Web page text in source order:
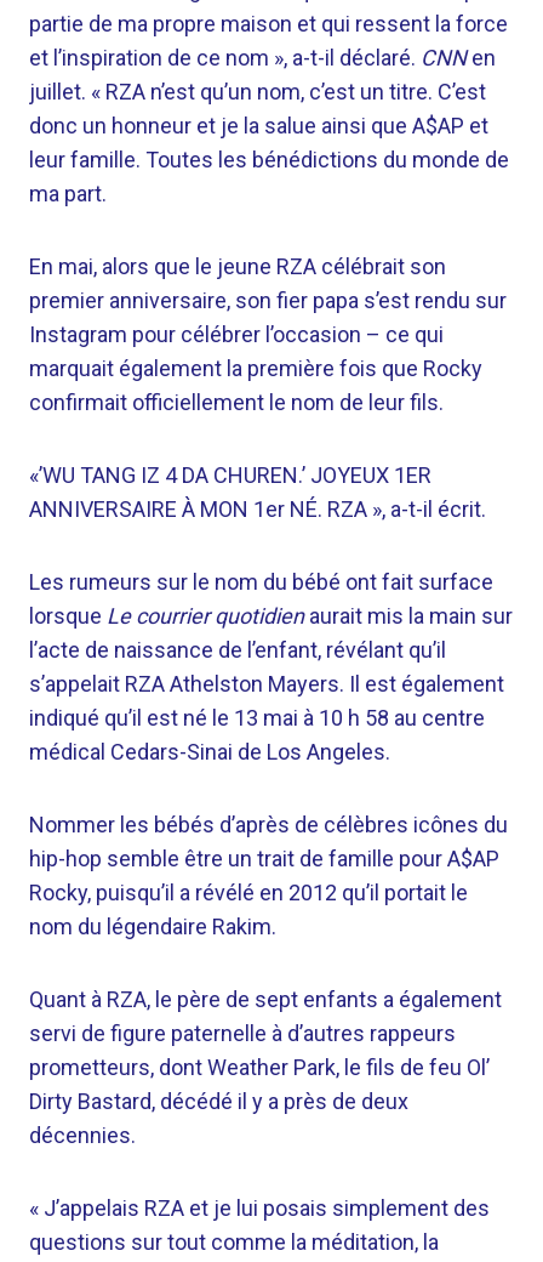
partie de ma propre maison et qui ressent la force
et l’inspiration de ce nom », a-t-il déclaré. CNNen
juillet. « RZA n’est qu’un nom, c’est un titre. C’est
donc un honneur et je la salue ainsi que A$AP et
leur famille. Toutes les bénédictions du monde de
ma part.
En mai, alors que le jeune RZA célébrait son
premier anniversaire, son fier papa s’est rendu sur
Instagram pour célébrer l’occasion – ce qui
marquait également la première fois que Rocky
confirmait officiellement le nom de leur fils.
«’WU TANG IZ 4 DA CHUREN.’ JOYEUX 1ER
ANNIVERSAIRE À MON 1er NÉ. RZA », a-t-il écrit.
Les rumeurs sur le nom du bébé ont fait surface
lorsque Le courrier quotidienaurait mis la main sur
l’acte de naissance de l’enfant, révélant qu’il
s’appelait RZA Athelston Mayers. Il est également
indiqué qu’il est né le 13 mai à 10 h 58 au centre
médical Cedars-Sinai de Los Angeles.
Nommer les bébés d’après de célèbres icônes du
hip-hop semble être un trait de famille pour A$AP
Rocky, puisqu’il a révélé en 2012 qu’il portait le
nom du légendaire Rakim.
Quant à RZA, le père de sept enfants a également
servi de figure paternelle à d’autres rappeurs
prometteurs, dont Weather Park, le fils de feu Ol’
Dirty Bastard, décédé il y a près de deux
décennies.
« J’appelais RZA et je lui posais simplement des
questions sur tout comme la méditation, la